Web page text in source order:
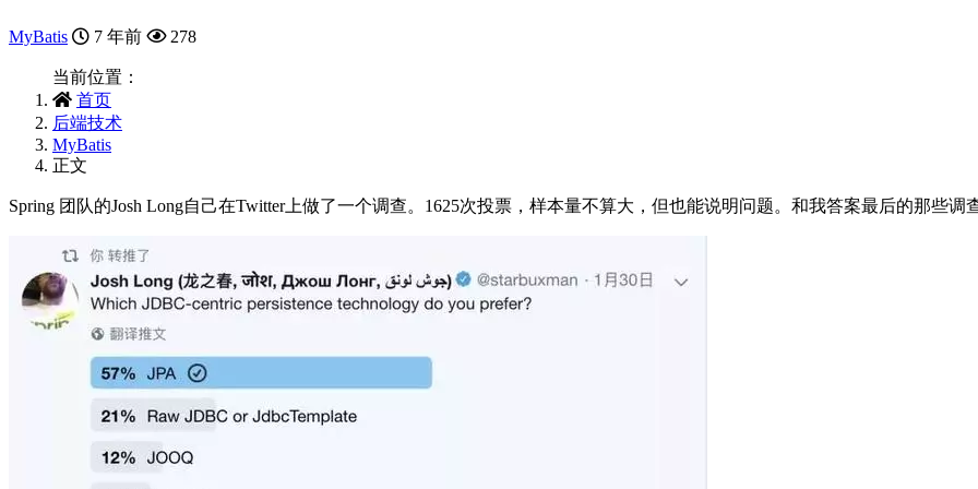
MyBatis 7 年前 278
当前位置：
首页
后端技术
MyBatis
正文
Spring 团队的Josh Long自己在Twitter上做了一个调查。1625次投票，样本量不算大，但也能说明问题。和我答案最后的那些调